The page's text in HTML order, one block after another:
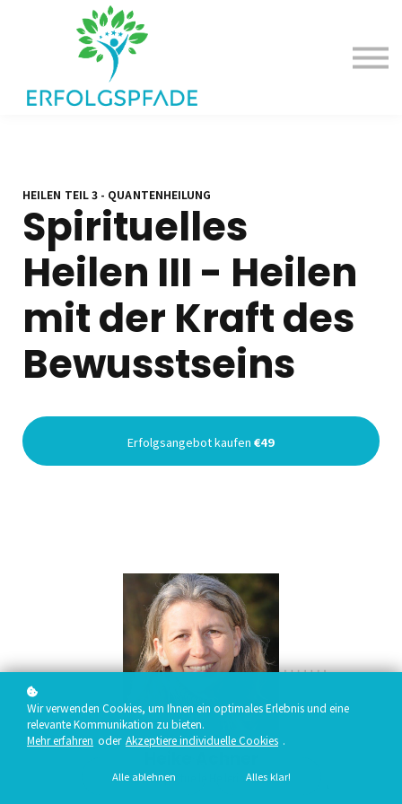
Deine Erfolgsangebote
Dein Erfolgspodcast
HEILEN TEIL 3 - QUANTENHEILUNG
Spirituelles
Heilen III - Heilen
mit der Kraft des
Bewusstseins
Erfolgsangebot kaufen €49
Spirituelle Heilerin
Wir verwenden Cookies, um Ihnen ein optimales Erlebnis und eine
relevante Kommunikation zu bieten.
Mehr erfahren oder Akzeptiere individuelle Cookies .
Alle ablehnen Alles klar!